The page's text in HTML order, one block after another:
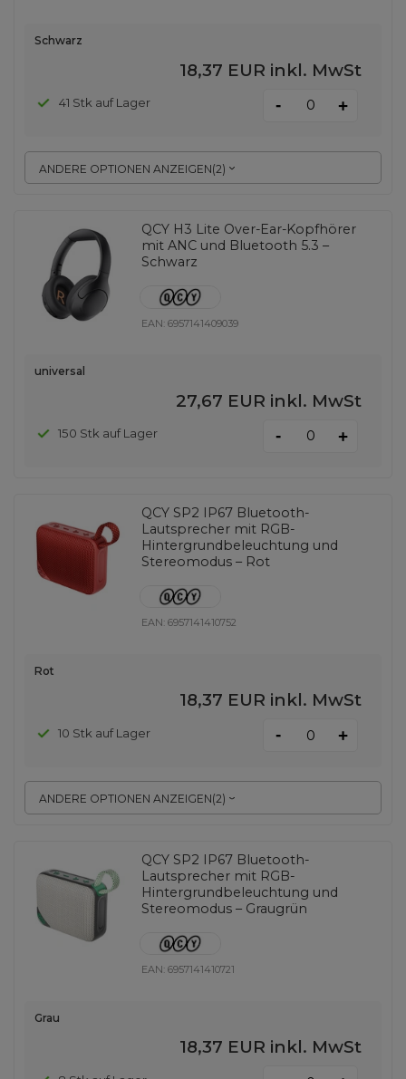
ANDERE OPTIONEN ANZEIGEN(2)
Schwarz
18,37 EUR inkl. MwSt
41 Stk auf Lager - +
QCY H3 Lite Over-Ear-Kopfhörer
mit ANC und Bluetooth 5.3 –
Schwarz
EAN:6957141409039
universal
27,67 EUR inkl. MwSt
150 Stk auf Lager - +
QCY SP2 IP67 Bluetooth-
Lautsprecher mit RGB-
Hintergrundbeleuchtung und
Stereomodus – Rot
EAN:6957141410752
ANDERE OPTIONEN ANZEIGEN(2)
Rot
18,37 EUR inkl. MwSt
10 Stk auf Lager - +
QCY SP2 IP67 Bluetooth-
Lautsprecher mit RGB-
Hintergrundbeleuchtung und
Stereomodus – Graugrün
EAN:6957141410721
Grau
18,37 EUR inkl. MwSt